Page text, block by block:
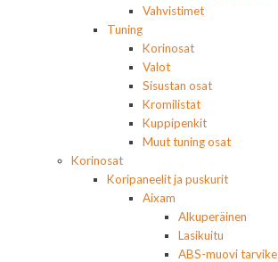
Vahvistimet
Tuning
Korinosat
Valot
Sisustan osat
Kromilistat
Kuppipenkit
Muut tuning osat
Korinosat
Koripaneelit ja puskurit
Aixam
Alkuperäinen
Lasikuitu
ABS-muovi tarvike